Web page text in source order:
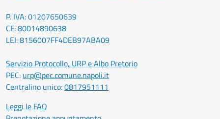
P. IVA: 01207650639
CF: 80014890638
LEI: 8156007FF4DEB97ABA09
Servizio Protocollo, URP e Albo Pretorio
PEC: urp@pec.comune.napoli.it
Centralino unico:0817951111
Leggi le FAQ